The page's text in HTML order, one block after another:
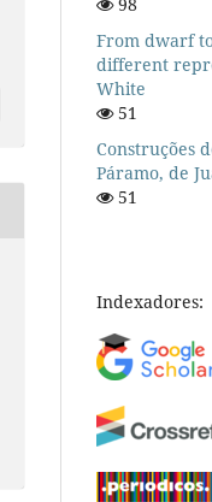
From dwarf
different
White
51
Construções
Páramo, de
51
Indexadores: